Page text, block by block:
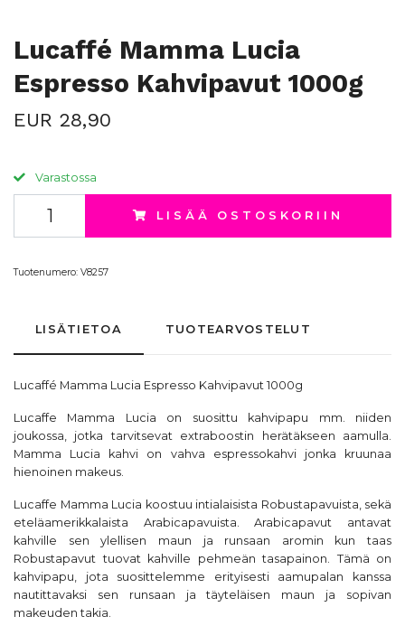
Lucaffé Mamma Lucia
Espresso Kahvipavut 1000g
EUR 28,90
Varastossa
LISÄÄ OSTOSKORIIN
Tuotenumero: V8257
LISÄTIETOA TUOTEARVOSTELUT
Lucaffé Mamma Lucia Espresso Kahvipavut 1000g
Lucaffe Mamma Lucia on suosittu kahvipapu mm. niiden
joukossa, jotka tarvitsevat extraboostin herätäkseen aamulla.
Mamma Lucia kahvi on vahva espressokahvi jonka kruunaa
hienoinen makeus.
Lucaffe Mamma Lucia koostuu intialaisista Robustapavuista, sekä
eteläamerikkalaista Arabicapavuista. Arabicapavut antavat
kahville sen ylellisen maun ja runsaan aromin kun taas
Robustapavut tuovat kahville pehmeän tasapainon. Tämä on
kahvipapu, jota suosittelemme erityisesti aamupalan kanssa
nautittavaksi sen runsaan ja täyteläisen maun ja sopivan
makeuden takia.